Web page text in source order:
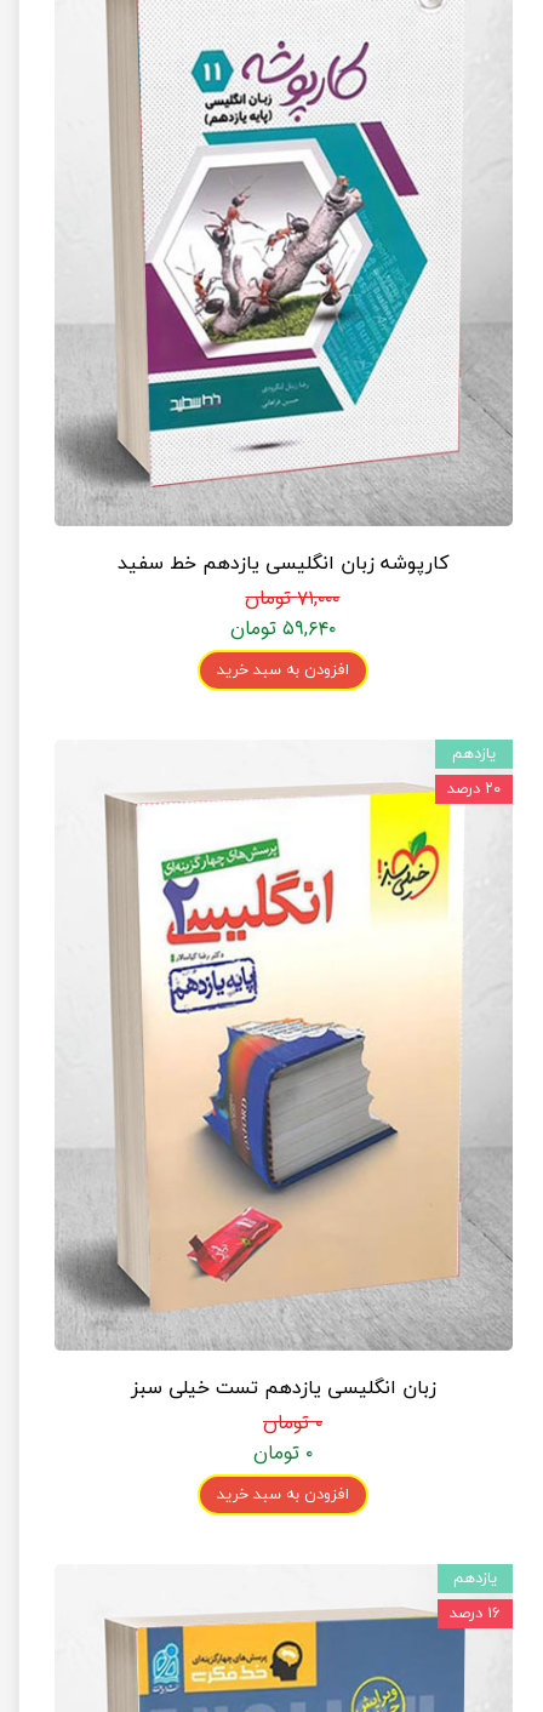
کارپوشه زبان انگلیسی یازدهم خط سفید
۷۱,۰۰۰ تومان
۵۹,۶۴۰ تومان
افزودن به سبد خرید
زبان انگلیسی یازدهم تست خیلی سبز
۰ تومان
۰ تومان
افزودن به سبد خرید
یازدهم
۲۰ درصد
یازدهم
۱۶ درصد